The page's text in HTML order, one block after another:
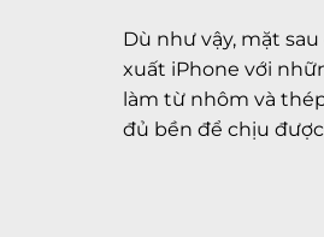
Dù như vậy, mặt
xuất iPhone với
làm từ nhôm và
đủ bền để chịu